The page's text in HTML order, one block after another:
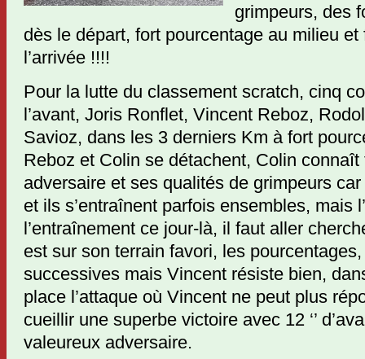
grimpeurs, des
dès le départ, fort pourcentage au milieu
l’arrivée !!!!
Pour la lutte du classement scratch, cinq
l’avant, Joris Ronflet, Vincent Reboz,
Savioz, dans les 3 derniers Km à fort
Reboz et Colin se détachent, Colin connaît
adversaire et ses qualités de grimpeurs
et ils s’entraînent parfois ensembles, mais
l’entraînement ce jour-là, il faut aller
est sur son terrain favori, les
successives mais Vincent résiste bien,
place l’attaque où Vincent ne peut plus
cueillir une superbe victoire avec 12 ‘’
valeureux adversaire.